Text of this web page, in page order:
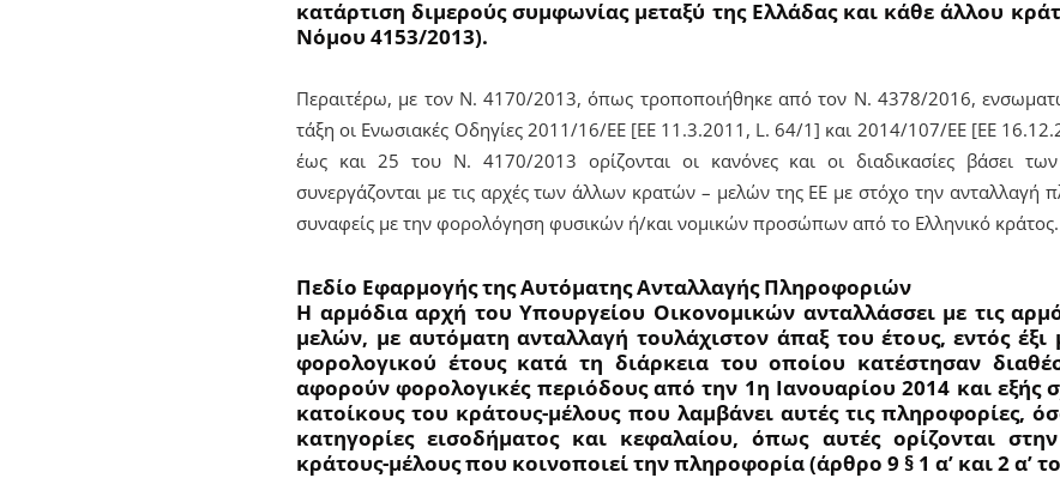
κατάρτιση διμερούς συμφωνίας μεταξύ της Ελλάδας και κάθε άλλου
Νόμου 4153/2013).
Περαιτέρω, με τον Ν. 4170/2013, όπως τροποποιήθηκε από τον Ν. 4378/2016,
τάξη οι Ενωσιακές Οδηγίες 2011/16/ΕΕ [EE 11.3.2011, L. 64/1] και 2014/107/ΕΕ [EE
έως και 25 του Ν. 4170/2013 ορίζονται οι κανόνες και οι διαδικασίες βάσει
συνεργάζονται με τις αρχές των άλλων κρατών – μελών της ΕΕ με στόχο την ανταλλαγή
συναφείς με την φορολόγηση φυσικών ή/και νομικών προσώπων από το Ελληνικό κράτος.
Πεδίο Εφαρμογής της Αυτόματης Ανταλλαγής Πληροφοριών
Η αρμόδια αρχή του Υπουργείου Οικονομικών ανταλλάσσει με τις
μελών, με αυτόματη ανταλλαγή τουλάχιστον άπαξ του έτους, εντός
φορολογικού έτους κατά τη διάρκεια του οποίου κατέστησαν
αφορούν φορολογικές περιόδους από την 1η Ιανουαρίου 2014 και εξής
κατοίκους του κράτους-μέλους που λαμβάνει αυτές τις πληροφορίες,
κατηγορίες εισοδήματος και κεφαλαίου, όπως αυτές ορίζονται
κράτους-μέλους που κοινοποιεί την πληροφορία (άρθρο 9 § 1 α’ και 2 α’